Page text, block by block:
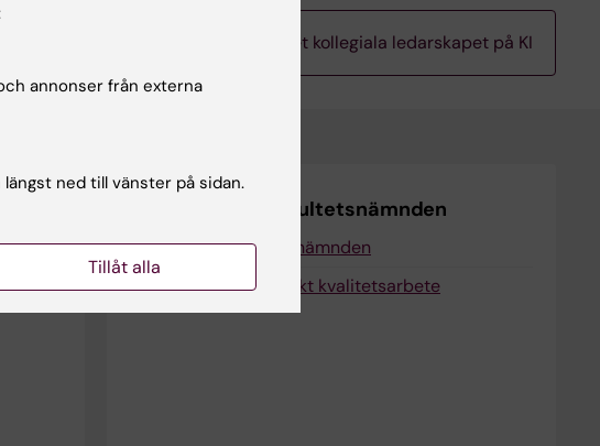
Nu stärks det kollegiala ledarskapet på KI
Utskott under fakultetsnämnden
Internationaliseringsnämnden
Rådet för systematiskt kvalitetsarbete
annonser från externa
ned till vänster på sidan.
Tillåt alla